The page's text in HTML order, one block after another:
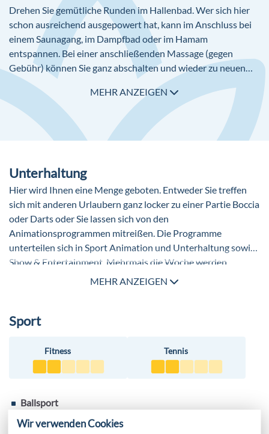
WLAN/WiFi an der Rezeption/Lobby, an der Bar, am Pool
ohne Gebühr
Souvenirshop
Ladenzeile
Boutique
Friseur
Minimarkt
Diskothek
Amphitheater
Drehen Sie gemütliche Runden im Hallenbad. Wer sich hier
schon ausreichend ausgepowert hat, kann im Anschluss bei
einem Saunagang, im Dampfbad oder im Hamam
entspannen. Bei einer anschließenden Massage (gegen
Gebühr) können Sie ganz abschalten und wieder zu neuen
Kräften kommen. Auch die wunderschöne Gartenanlage des
Belek Beach lädt zum Relaxen ein. Denn hier finden sich auch
1 Relaxpool und eine große Poollandschaft. Hier lässt es sich
gut aushalten. Wer lieber direkt am Strand seinen Urlaub in
vollen Zügen genießen möchte, kann das natürlich auch tun.
MEHR ANZEIGEN
Unterhaltung
Hier wird Ihnen eine Menge geboten. Entweder Sie treffen
sich mit anderen Urlaubern ganz locker zu einer Partie Boccia
oder Darts oder Sie lassen sich von den
Animationsprogrammen mitreißen. Die Programme
unterteilen sich in Sport Animation und Unterhaltung sowie
Show & Entertainment. Mehrmals die Woche werden
Abendprogramme mit tollen Shows, Themenpartys, Karaoke
MEHR ANZEIGEN
Sport
Fitness Tennis
Ballsport
- Tennis: 2 Kunstrasenplätze, Flutlicht gegen Gebühr
Wir verwenden Cookies